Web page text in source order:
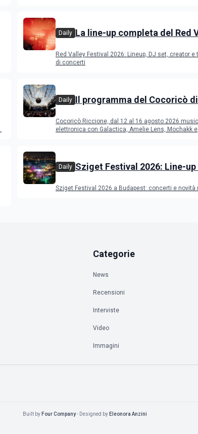
Daily La line-up completa del Red
Red Valley Festival 2026: Lineup, DJ set, creator e
di concerti
Daily Il programma del Cocoricò di
Cocoricò Riccione, dal 12 al 16 agosto 2026
elettronica con Galactica, Amelie Lens, Mochakk e
Daily Sziget Festival 2026: Line-up
Sziget Festival 2026 a Budapest: concerti e novità
Categorie
News
Recensioni
Interviste
Video
Immagini
Built by Four Company- Designed by Eleonora Anzini